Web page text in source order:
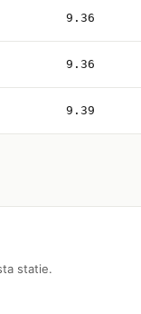
9.36
9.36
9.39
statie.